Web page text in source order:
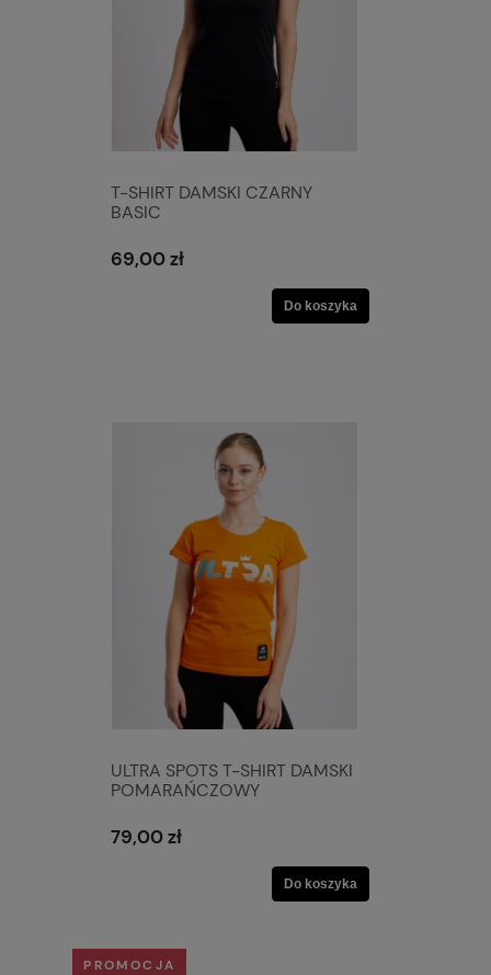
T-SHIRT DAMSKI CZARNY
BASIC
69,00 zł
Do koszyka
ULTRA SPOTS T-SHIRT DAMSKI
POMARAŃCZOWY
79,00 zł
Do koszyka
PROMOCJA